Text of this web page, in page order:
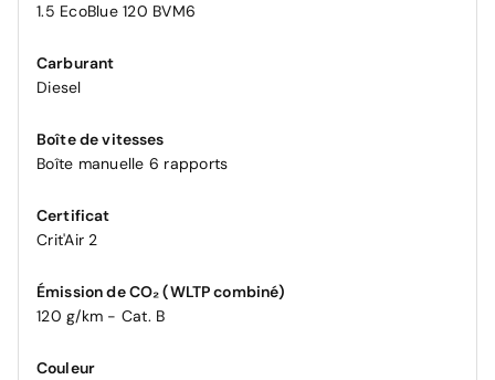
1.5 EcoBlue 120 BVM6
Carburant
Diesel
Boîte de vitesses
Boîte manuelle 6 rapports
Certificat
Crit'Air 2
Émission de CO₂ (WLTP combiné)
120 g/km - Cat. B
Couleur